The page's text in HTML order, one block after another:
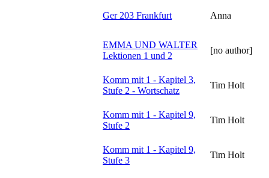
Ger 203 Frankfurt Anna
EMMA UND WALTER
Lektionen 1 und 2
[no author]
Komm mit 1 - Kapitel 3,
Stufe 2 - Wortschatz
Tim Holt
Komm mit 1 - Kapitel 9,
Stufe 2
Tim Holt
Komm mit 1 - Kapitel 9,
Stufe 3
Tim Holt